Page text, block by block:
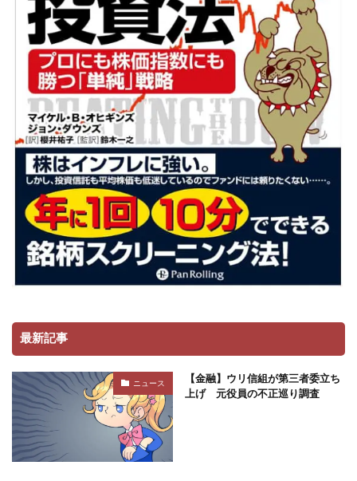
最新記事
ニュース
【金融】ウリ信組が第三者委立ち
上げ 元役員の不正巡り調査